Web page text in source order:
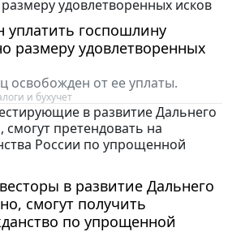
уплатить госпошлину
размеру удовлетворенных
освобожден от ее уплаты.
и бухучет
в развитие Дальнего
смогут получить
по упрощенной